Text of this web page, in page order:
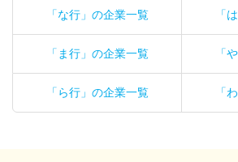
「な行」の企業一覧 「
「ま行」の企業一覧 「
「ら行」の企業一覧 「